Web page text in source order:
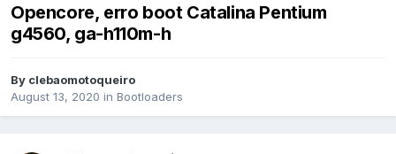
Opencore, erro boot Catalina Pentium
g4560, ga-h110m-h
By clebaomotoqueiro
August 13, 2020 in Bootloaders